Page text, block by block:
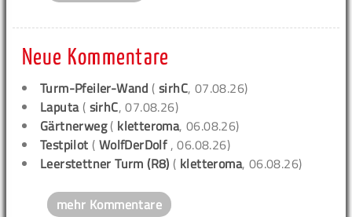
Neue Kommentare
Turm-Pfeiler-Wand (sirhC, 07.08.26)
Laputa( sirhC, 07.08.26)
Gärtnerweg( kletteroma, 06.08.26)
Testpilot ( WolfDerDolf , 06.08.26)
Leerstettner Turm (R8) ( kletteroma, 06.08.26)
mehr Kommentare